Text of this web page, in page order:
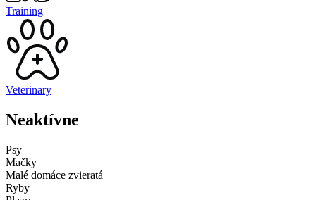
Training
Veterinary
Neaktívne
Psy
Mačky
Malé domáce zvieratá
Ryby